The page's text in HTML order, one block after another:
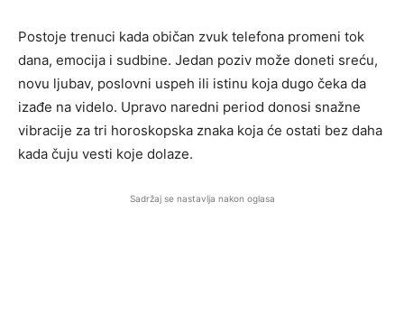
Postoje trenuci kada običan zvuk telefona promeni tok
dana, emocija i sudbine. Jedan poziv može doneti sreću,
novu ljubav, poslovni uspeh ili istinu koja dugo čeka da
izađe na videlo. Upravo naredni period donosi snažne
vibracije za tri horoskopska znaka koja će ostati bez daha
kada čuju vesti koje dolaze.
Sadržaj se nastavlja nakon oglasa